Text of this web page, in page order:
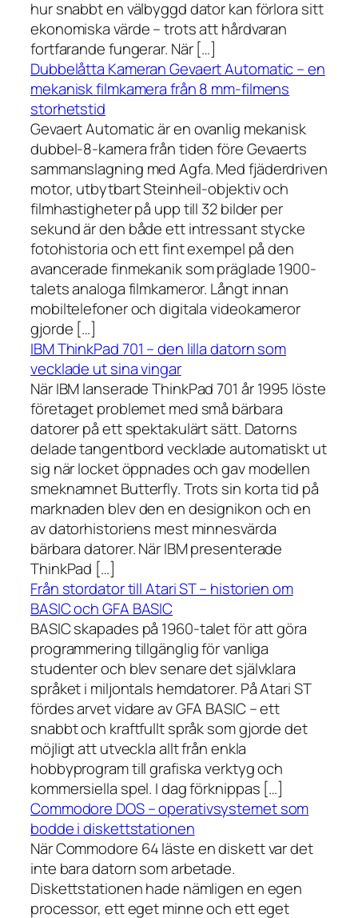
hur snabbt en välbyggd dator kan förlora sitt
ekonomiska värde – trots att hårdvaran
fortfarande fungerar. När […]
Dubbelåtta Kameran Gevaert Automatic – en
mekanisk filmkamera från 8 mm-filmens
storhetstid
Gevaert Automatic är en ovanlig mekanisk
dubbel-8-kamera från tiden före Gevaerts
sammanslagning med Agfa. Med fjäderdriven
motor, utbytbart Steinheil-objektiv och
filmhastigheter på upp till 32 bilder per
sekund är den både ett intressant stycke
fotohistoria och ett fint exempel på den
avancerade finmekanik som präglade 1900-
talets analoga filmkameror. Långt innan
mobiltelefoner och digitala videokameror
gjorde […]
IBM ThinkPad 701 – den lilla datorn som
vecklade ut sina vingar
När IBM lanserade ThinkPad 701 år 1995 löste
företaget problemet med små bärbara
datorer på ett spektakulärt sätt. Datorns
delade tangentbord vecklade automatiskt ut
sig när locket öppnades och gav modellen
smeknamnet Butterfly. Trots sin korta tid på
marknaden blev den en designikon och en
av datorhistoriens mest minnesvärda
bärbara datorer. När IBM presenterade
ThinkPad […]
Från stordator till Atari ST – historien om
BASIC och GFA BASIC
BASIC skapades på 1960-talet för att göra
programmering tillgänglig för vanliga
studenter och blev senare det självklara
språket i miljontals hemdatorer. På Atari ST
fördes arvet vidare av GFA BASIC – ett
snabbt och kraftfullt språk som gjorde det
möjligt att utveckla allt från enkla
hobbyprogram till grafiska verktyg och
kommersiella spel. I dag förknippas […]
Commodore DOS – operativsystemet som
bodde i diskettstationen
När Commodore 64 läste en diskett var det
inte bara datorn som arbetade.
Diskettstationen hade nämligen en egen
processor, ett eget minne och ett eget